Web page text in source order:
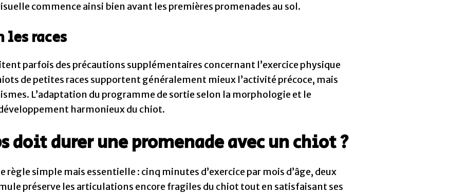
commence ainsi bien avant les premières promenades au sol.
les races
parfois des précautions supplémentaires concernant l’exercice physique
de petites races supportent généralement mieux l’activité précoce, mais
L’adaptation du programme de sortie selon la morphologie et le
harmonieux du chiot.
doit durer une promenade avec un chiot ?
règle simple mais essentielle : cinq minutes d’exercice par mois d’âge, deux
préserve les articulations encore fragiles du chiot tout en satisfaisant ses